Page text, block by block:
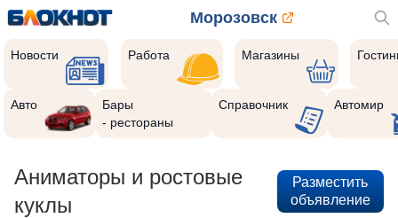
Морозовск
Новости Работа Магазины
Авто
Бары
- рестораны
Справочник Автомир
Аниматоры и ростовые
куклы
Разместить
объявление